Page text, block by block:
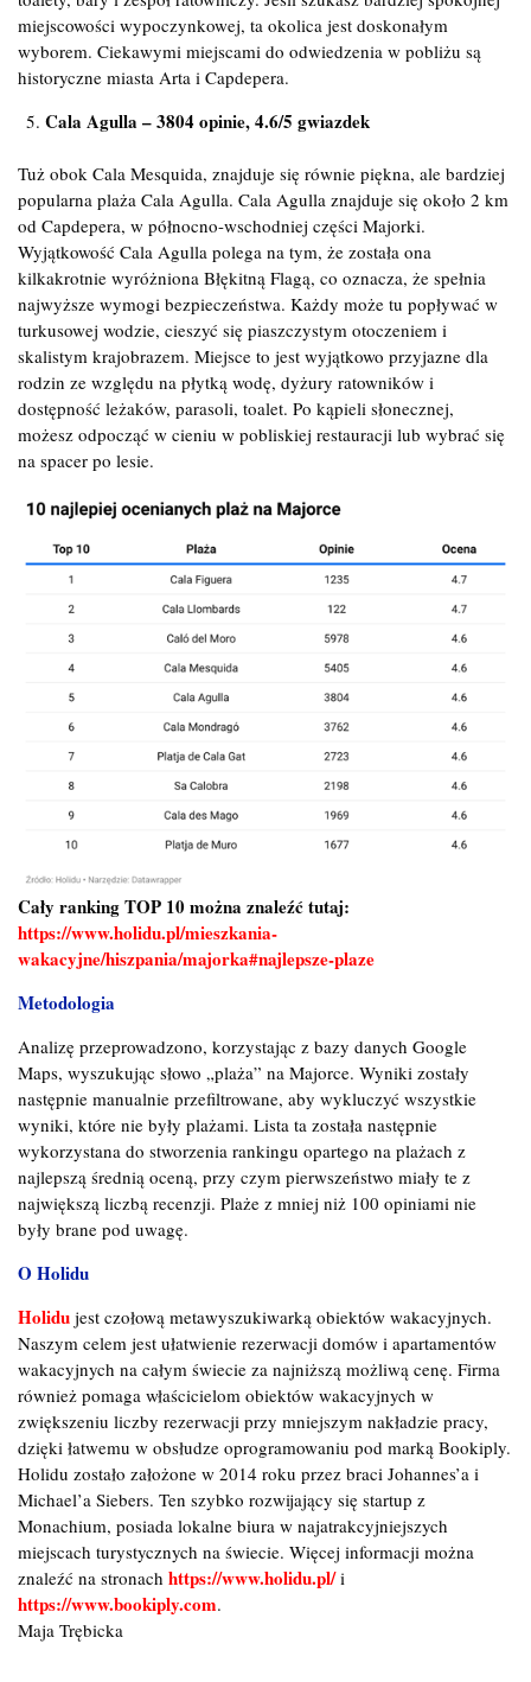
miejscowości wypoczynkowej, ta okolica jest doskonałym
wyborem. Ciekawymi miejscami do odwiedzenia w pobliżu są
historyczne miasta Arta i Capdepera.
Cala Agulla – 3804 opinie, 4.6/5 gwiazdek
Tuż obok Cala Mesquida, znajduje się równie piękna, ale bardziej
popularna plaża Cala Agulla. Cala Agulla znajduje się około 2 km
od Capdepera, w północno-wschodniej części Majorki.
Wyjątkowość Cala Agulla polega na tym, że została ona
kilkakrotnie wyróżniona Błękitną Flagą, co oznacza, że spełnia
najwyższe wymogi bezpieczeństwa. Każdy może tu popływać w
turkusowej wodzie, cieszyć się piaszczystym otoczeniem i
skalistym krajobrazem. Miejsce to jest wyjątkowo przyjazne dla
rodzin ze względu na płytką wodę, dyżury ratowników i
dostępność leżaków, parasoli, toalet. Po kąpieli słonecznej,
możesz odpocząć w cieniu w pobliskiej restauracji lub wybrać się
na spacer po lesie.
Cały ranking TOP 10 można znaleźć tutaj:
https://www.holidu.pl/mieszkania-
wakacyjne/hiszpania/majorka#najlepsze-plaze
Metodologia
Analizę przeprowadzono, korzystając z bazy danych Google
Maps, wyszukując słowo „plaża” na Majorce. Wyniki zostały
następnie manualnie przefiltrowane, aby wykluczyć wszystkie
wyniki, które nie były plażami. Lista ta została następnie
wykorzystana do stworzenia rankingu opartego na plażach z
najlepszą średnią oceną, przy czym pierwszeństwo miały te z
największą liczbą recenzji. Plaże z mniej niż 100 opiniami nie
były brane pod uwagę.
O Holidu
Holidu jest czołową metawyszukiwarką obiektów wakacyjnych.
Naszym celem jest ułatwienie rezerwacji domów i apartamentów
wakacyjnych na całym świecie za najniższą możliwą cenę. Firma
również pomaga właścicielom obiektów wakacyjnych w
zwiększeniu liczby rezerwacji przy mniejszym nakładzie pracy,
dzięki łatwemu w obsłudze oprogramowaniu pod marką Bookiply.
Holidu zostało założone w 2014 roku przez braci Johannes’a i
Michael’a Siebers. Ten szybko rozwijający się startup z
Monachium, posiada lokalne biura w najatrakcyjniejszych
miejscach turystycznych na świecie. Więcej informacji można
znaleźć na stronach https://www.holidu.pl/i
https://www.bookiply.com.
Maja Trębicka